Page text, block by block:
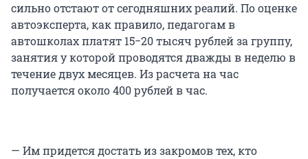
сильно отстают от сегодняшних реалий. По оценке
автоэксперта, как правило, педагогам в
автошколах платят 15−20 тысяч рублей за группу,
занятия у которой проводятся дважды в неделю в
течение двух месяцев. Из расчета на час
получается около 400 рублей в час.
— Им придется достать из закромов тех, кто